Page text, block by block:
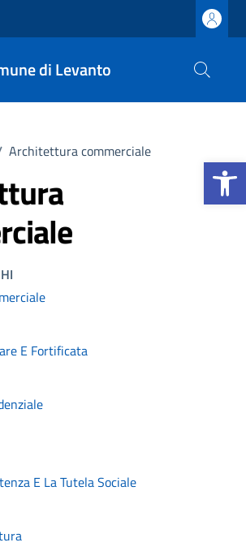
Apri la
di Levanto
Architettura commerciale
E Fortificata
E La Tutela Sociale